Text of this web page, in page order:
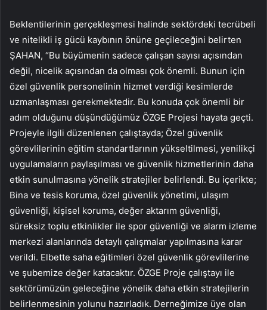
Beklentilerinin gerçekleşmesi halinde sektördeki tecrübeli
ve nitelikli iş gücü kaybının önüne geçileceğini belirten
ŞAHAN, “Bu büyümenin sadece çalışan sayısı açısından
değil, nicelik açısından da olması çok önemli. Bunun için
özel güvenlik personelinin hizmet verdiği kesimlerde
uzmanlaşması gerekmektedir. Bu konuda çok önemli bir
adım olduğunu düşündüğümüz ÖZGE Projesi hayata geçti.
Projeyle ilgili düzenlenen çalıştayda; Özel güvenlik
görevlilerinin eğitim standartlarının yükseltilmesi, yenilikçi
uygulamaların paylaşılması ve güvenlik hizmetlerinin daha
etkin sunulmasına yönelik stratejiler belirlendi. Bu içerikte;
Bina ve tesis koruma, özel güvenlik yönetimi, ulaşım
güvenliği, kişisel koruma, değer aktarım güvenliği,
süreksiz toplu etkinlikler ile spor güvenliği ve alarm izleme
merkezi alanlarında detaylı çalışmalar yapılmasına karar
verildi. Elbette saha eğitimleri özel güvenlik görevlilerine
ve şubemize değer katacaktır. ÖZGE Proje çalıştayı ile
sektörümüzün geleceğine yönelik daha etkin stratejilerin
belirlenmesinin yolunu hazırladık. Derneğimize üye olan